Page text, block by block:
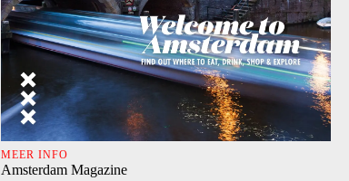
MEER INFO
Amsterdam Magazine